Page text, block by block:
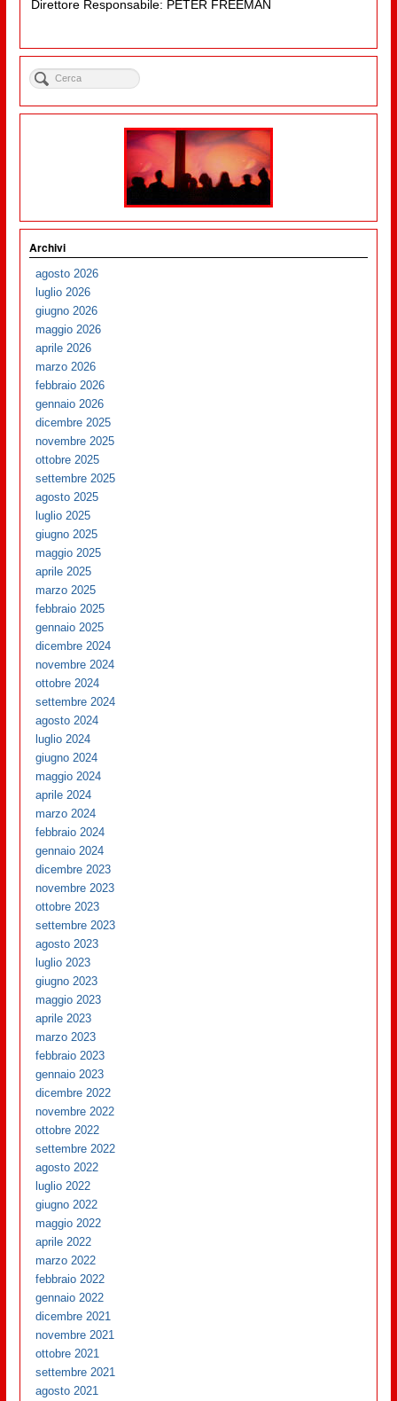
Direttore Responsabile: PETER FREEMAN
Archivi
agosto 2026
luglio 2026
giugno 2026
maggio 2026
aprile 2026
marzo 2026
febbraio 2026
gennaio 2026
dicembre 2025
novembre 2025
ottobre 2025
settembre 2025
agosto 2025
luglio 2025
giugno 2025
maggio 2025
aprile 2025
marzo 2025
febbraio 2025
gennaio 2025
dicembre 2024
novembre 2024
ottobre 2024
settembre 2024
agosto 2024
luglio 2024
giugno 2024
maggio 2024
aprile 2024
marzo 2024
febbraio 2024
gennaio 2024
dicembre 2023
novembre 2023
ottobre 2023
settembre 2023
agosto 2023
luglio 2023
giugno 2023
maggio 2023
aprile 2023
marzo 2023
febbraio 2023
gennaio 2023
dicembre 2022
novembre 2022
ottobre 2022
settembre 2022
agosto 2022
luglio 2022
giugno 2022
maggio 2022
aprile 2022
marzo 2022
febbraio 2022
gennaio 2022
dicembre 2021
novembre 2021
ottobre 2021
settembre 2021
agosto 2021